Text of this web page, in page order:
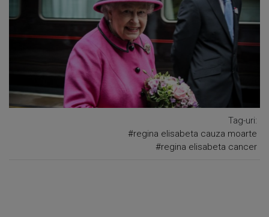
Tag-uri:
#regina elisabeta cauza moarte
#regina elisabeta cancer